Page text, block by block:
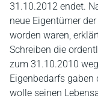
31.10.2012 endet.
neue Eigentümer
worden waren,
Schreiben die
zum 31.10.2010
Eigenbedarfs gaben
wolle seinen